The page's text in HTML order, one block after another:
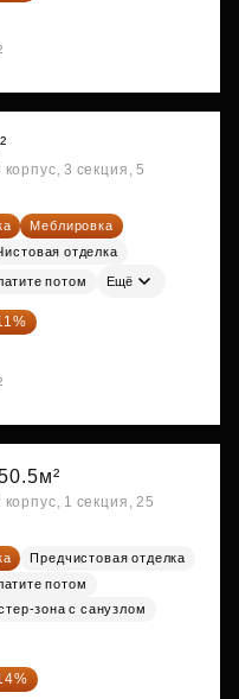
3 секция, 5
Меблировка
отделка
потом Ещё
1 секция, 25
Предчистовая отделка
потом
зона с санузлом